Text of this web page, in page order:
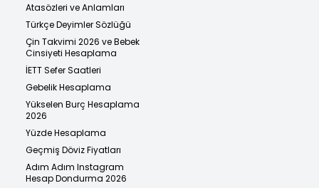
Atasözleri ve Anlamları
Türkçe Deyimler Sözlüğü
Çin Takvimi 2026 ve Bebek
Cinsiyeti Hesaplama
İETT Sefer Saatleri
Gebelik Hesaplama
Yükselen Burç Hesaplama
2026
Yüzde Hesaplama
Geçmiş Döviz Fiyatları
Adım Adım Instagram
Hesap Dondurma 2026